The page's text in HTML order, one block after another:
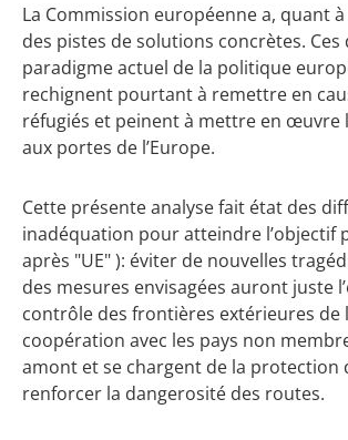
La Commission européenne a, quant
des pistes de solutions concrètes.
paradigme actuel de la politique
rechignent pourtant à remettre en
réfugiés et peinent à mettre en œuvre
aux portes de l’Europe.
Cette présente analyse fait état des
inadéquation pour atteindre l’objectif
après "UE" ): éviter de nouvelles
des mesures envisagées auront juste
contrôle des frontières extérieures de
coopération avec les pays non
amont et se chargent de la protection
renforcer la dangerosité des routes.